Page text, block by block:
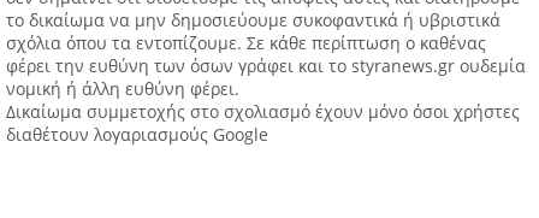
το δικαίωμα να μην δημοσιεύουμε συκοφαντικά ή υβριστικά
σχόλια όπου τα εντοπίζουμε. Σε κάθε περίπτωση ο καθένας
φέρει την ευθύνη των όσων γράφει και το styranews.gr ουδεμία
νομική ή άλλη ευθύνη φέρει.
Δικαίωμα συμμετοχής στο σχολιασμό έχουν μόνο όσοι χρήστες
διαθέτουν λογαριασμούς Google